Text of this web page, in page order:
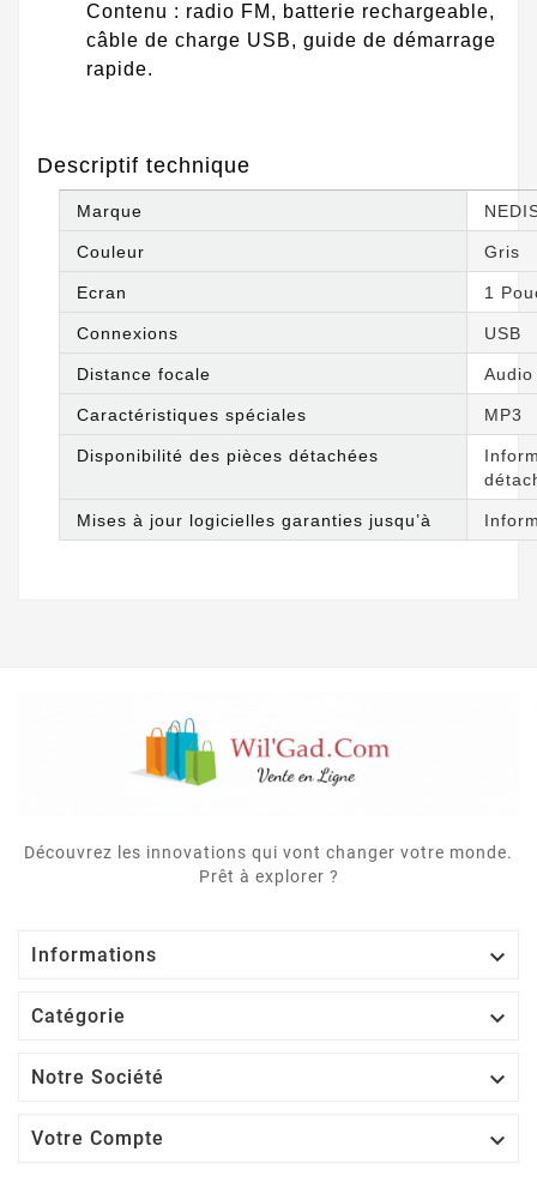
Contenu : radio FM, batterie rechargeable,
câble de charge USB, guide de démarrage
rapide.
Descriptif technique
Marque
Couleur ‎Gris
Ecran ‎1
Connexions ‎USB
Distance focale
Caractéristiques spéciales ‎MP3
Disponibilité des pièces détachées
Mises à jour logicielles garanties jusqu’à
Découvrez les innovations qui vont changer votre monde.
Prêt à explorer ?
Informations 
Catégorie 
Notre Société 
Votre Compte 